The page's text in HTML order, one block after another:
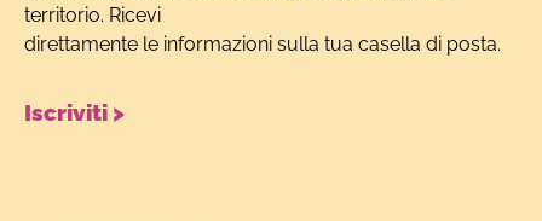
territorio. Ricevi
direttamente le informazioni sulla tua casella di posta.
Iscriviti >